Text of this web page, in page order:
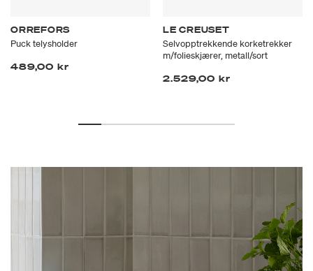
ORREFORS
Puck telysholder
489,00 kr
LE CREUSET
Selvopptrekkende korketrekker
m/folieskjærer, metall/sort
2.529,00 kr